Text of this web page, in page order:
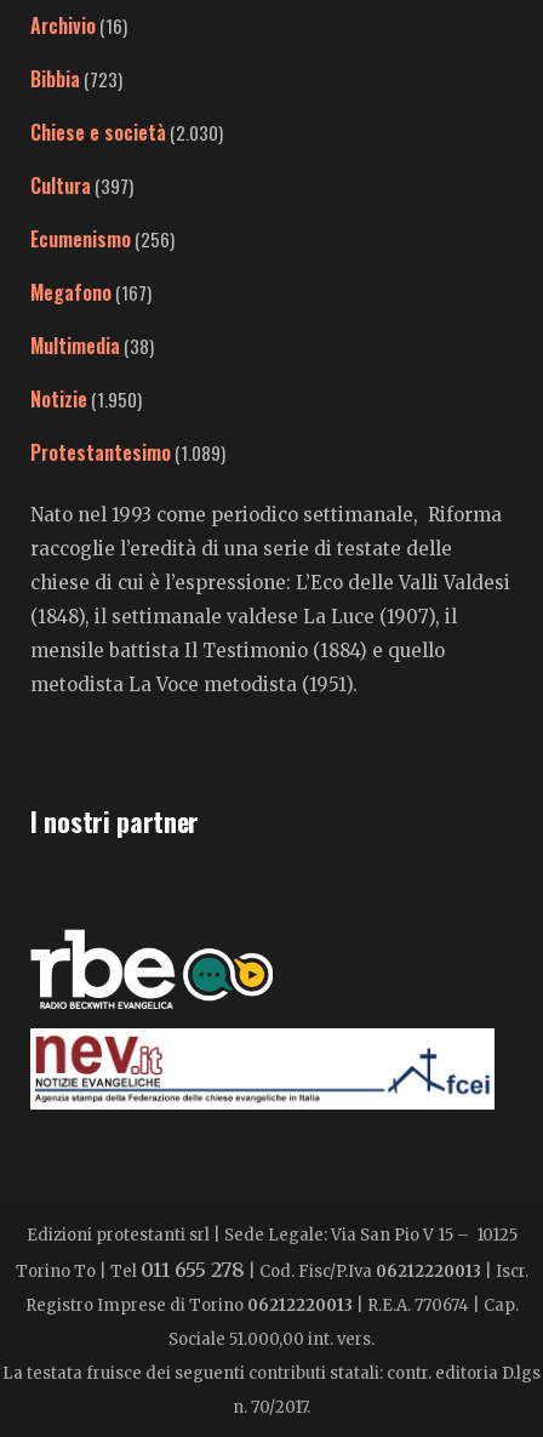
Archivio(16)
Bibbia (723)
Chiese e società (2.030)
Cultura (397)
Ecumenismo(256)
Megafono(167)
Multimedia (38)
Notizie (1.950)
Protestantesimo(1.089)
Nato nel 1993 come periodico settimanale, Riforma
raccoglie l’eredità di una serie di testate delle
chiese di cui è l’espressione: L’Eco delle Valli Valdesi
(1848), il settimanale valdese La Luce (1907), il
mensile battista Il Testimonio (1884) e quello
metodista La Voce metodista (1951).
I nostri partner
Edizioni protestanti srl | Sede Legale: Via San Pio V 15 – 10125
Torino To | Tel 011 655 278 | Cod. Fisc/P.Iva 06212220013 | Iscr.
Registro Imprese di Torino 06212220013 | R.E.A. 770674 | Cap.
Sociale 51.000,00 int. vers.
La testata fruisce dei seguenti contributi statali: contr. editoria D.lgs
n. 70/2017.